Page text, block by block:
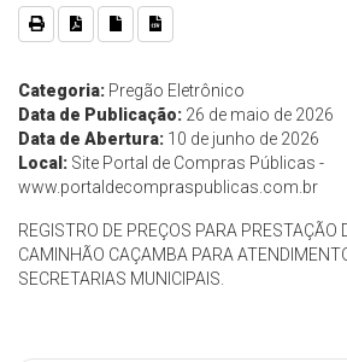
Categoria: Pregão Eletrônico
Data de Publicação: 26 de maio de 2026
Data de Abertura: 10 de junho de 2026
Local: Site Portal de Compras Públicas -
www.portaldecompraspublicas.com.br
REGISTRO DE PREÇOS PARA PRESTAÇÃO
CAMINHÃO CAÇAMBA PARA
SECRETARIAS MUNICIPAIS.